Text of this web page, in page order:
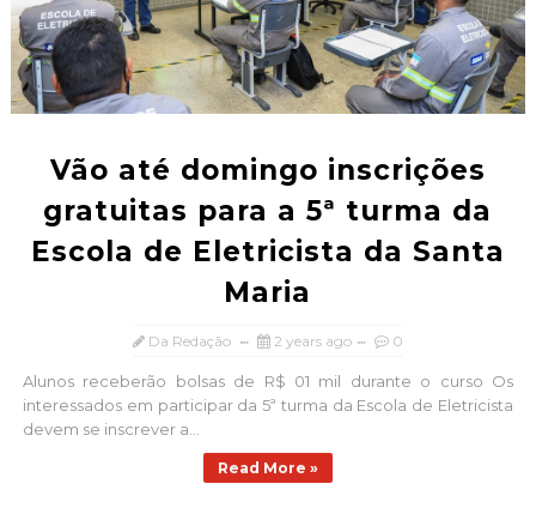
Vão até domingo inscrições
gratuitas para a 5ª turma da
Escola de Eletricista da Santa
Maria
Da Redação 2 years ago 0
Alunos receberão bolsas de R$ 01 mil durante o curso Os
interessados em participar da 5ª turma da Escola de Eletricista
devem se inscrever a...
Read More »